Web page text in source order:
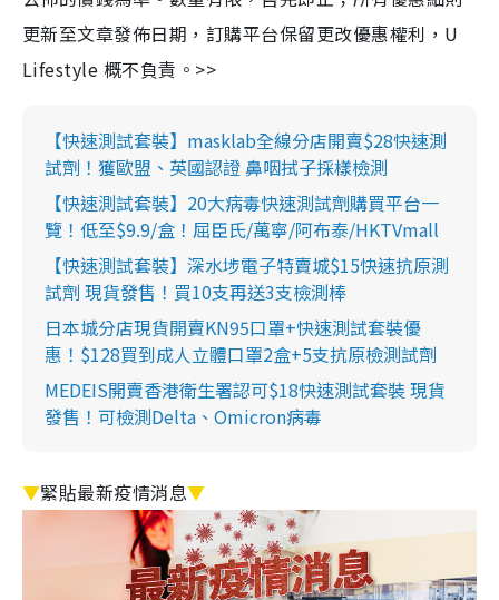
更新至文章發佈日期，訂購平台保留更改優惠權利，U
Lifestyle 概不負責。>>
【快速測試套裝】masklab全線分店開賣$28快速測
試劑！獲歐盟、英國認證 鼻咽拭子採樣檢測
【快速測試套裝】20大病毒快速測試劑購買平台一
覽！低至$9.9/盒！屈臣氏/萬寧/阿布泰/HKTVmall
【快速測試套裝】深水埗電子特賣城$15快速抗原測
試劑 現貨發售！買10支再送3支檢測棒
日本城分店現貨開賣KN95口罩+快速測試套裝優
惠！$128買到成人立體口罩2盒+5支抗原檢測試劑
MEDEIS開賣香港衛生署認可$18快速測試套裝 現貨
發售！可檢測Delta、Omicron病毒
▼緊貼最新疫情消息▼